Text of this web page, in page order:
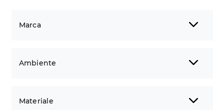
Marca
Ambiente
Materiale